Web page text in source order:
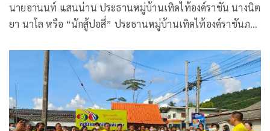
นายอานนท์ แสนน่าน ประธานหมู่บ้านเทิดไท้องค์ราชัน นางนิต
ยา นาโล หรือ “นักสู้ปอสี่” ประธานหมู่บ้านเทิดไท้องค์ราชันภาค